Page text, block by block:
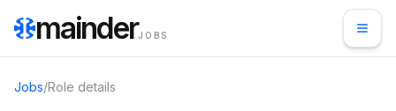
mainderJOBS
Jobs/Role details